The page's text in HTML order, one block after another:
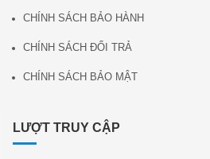
CHÍNH SÁCH BẢO HÀNH
CHÍNH SÁCH ĐỔI TRẢ
CHÍNH SÁCH BẢO MẬT
LƯỢT TRUY CẬP